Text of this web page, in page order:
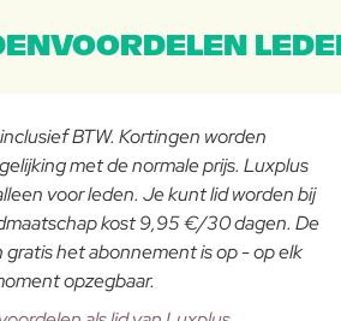
BTW. Kortingen worden
met de normale prijs. Luxplus
voor leden. Je kunt lid worden bij
kost 9,95 €/30 dagen. De
gratis het abonnement is op - op elk
opzegbaar.